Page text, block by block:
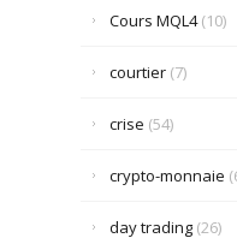
Cours MQL4(10)
courtier(7)
crise (54)
crypto-monnaie
day trading(26)